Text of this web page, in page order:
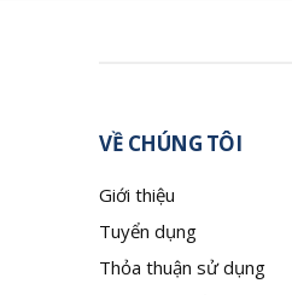
VỀ CHÚNG TÔI
Giới thiệu
Tuyển dụng
Thỏa thuận sử dụng